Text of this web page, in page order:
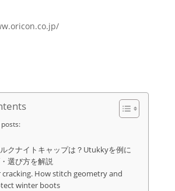
クナイトキャップは？Utukkyを例に
選び方を解説
cracking. How stitch geometry and
winter boots